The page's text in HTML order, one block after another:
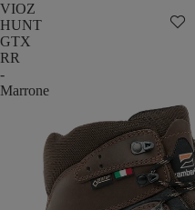
VIOZ
HUNT
GTX
RR
-
Marrone